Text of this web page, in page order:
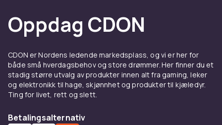
lett å oppbevare. Spennen med borrelåsbånd gjør det
enkelt å tilpasse passformen.
Produktspecifikasjoner:
Universell størrelse
Borrelåsfeste
Oppdag CDON
CDON er Nordens ledende markedsplass, og vi er her for
både små hverdagsbehov og store drømmer. Her finner du et
stadig større utvalg av produkter innen alt fra gaming, leker
og elektronikk til hage, skjønnhet og produkter til kjæledyr.
Ting for livet, rett og slett.
Betalingsalternativ